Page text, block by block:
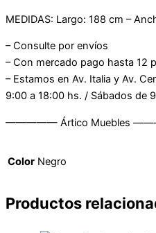
MEDIDAS: Largo: 188 cm –
– Consulte por envíos
– Con mercado pago hasta 12
– Estamos en Av. Italia y Av.
9:00 a 18:00 hs. / Sábados de
————— Ártico Muebles
Color Negro
Productos